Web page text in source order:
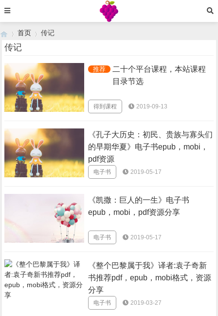
›
首页
›
传记
传记
推荐
二十个平台课程，本站课程
目录节选
得到课程 2019-09-13
《孔子大历史：初民、贵族与寡头们
的早期华夏》电子书epub，mobi，
pdf资源
电子书 2019-05-17
《凯撒：巨人的一生》电子书
epub，mobi，pdf资源分享
电子书 2019-05-17
《整个巴黎属于我》译者:袁子奇新
书推荐pdf，epub，mobi格式，资源
分享
电子书 2019-03-27